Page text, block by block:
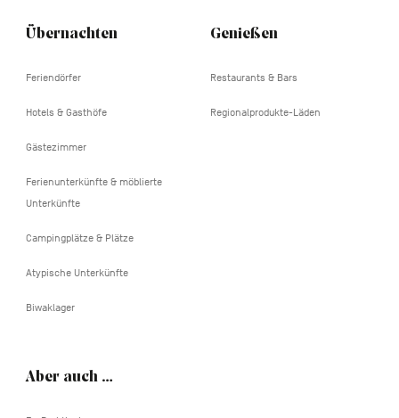
Übernachten
Feriendörfer
Hotels & Gasthöfe
Gästezimmer
Ferienunterkünfte & möblierte
Unterkünfte
Campingplätze & Plätze
Atypische Unterkünfte
Biwaklager
Genießen
Restaurants & Bars
Regionalprodukte-Läden
Aber auch …